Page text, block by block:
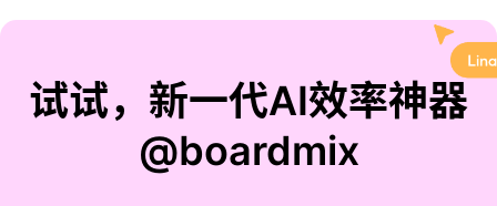
试试，新一代AI效率神器
@boardmix